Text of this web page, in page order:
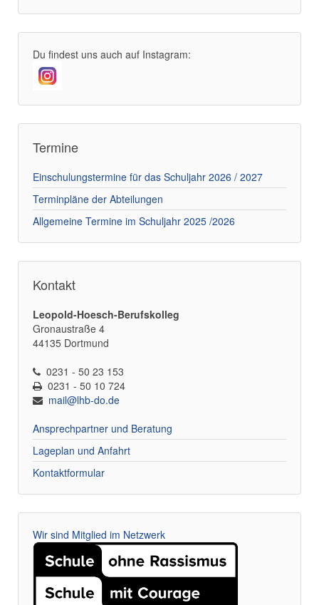
Du findest uns auch auf Instagram:
Termine
Einschulungstermine für das Schuljahr 2026 / 2027
Terminpläne der Abteilungen
Allgemeine Termine im Schuljahr 2025 /2026
Kontakt
Leopold-Hoesch-Berufskolleg
Gronaustraße 4
44135 Dortmund
0231 - 50 23 153
0231 - 50 10 724
mail@lhb-do.de
Ansprechpartner und Beratung
Lageplan und Anfahrt
Kontaktformular
Wir sind Mitglied im Netzwerk